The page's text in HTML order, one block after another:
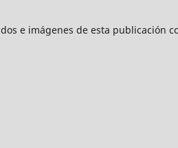
e imágenes de esta publicación